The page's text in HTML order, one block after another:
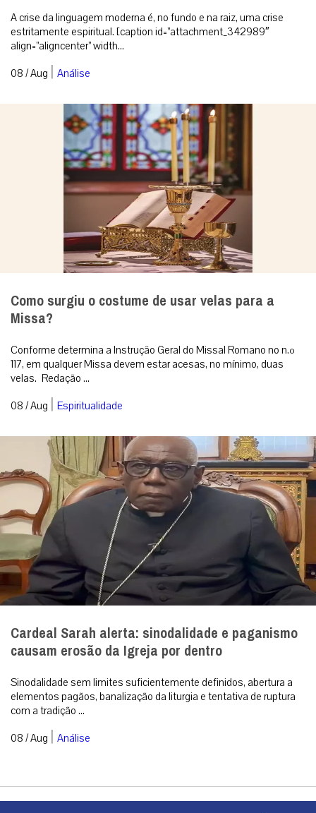
A crise da linguagem moderna é, no fundo e na raiz, uma crise
estritamente espiritual. [caption id=”attachment_342989″
align=”aligncenter” width...
08 / Aug | Análise
Como surgiu o costume de usar velas para a
Missa?
Conforme determina a Instrução Geral do Missal Romano no n.º
117, em qualquer Missa devem estar acesas, no mínimo, duas
velas. Redação ...
08 / Aug | Espiritualidade
Cardeal Sarah alerta: sinodalidade e paganismo
causam erosão da Igreja por dentro
Sinodalidade sem limites suficientemente definidos, abertura a
elementos pagãos, banalização da liturgia e tentativa de ruptura
com a tradição ...
08 / Aug | Análise